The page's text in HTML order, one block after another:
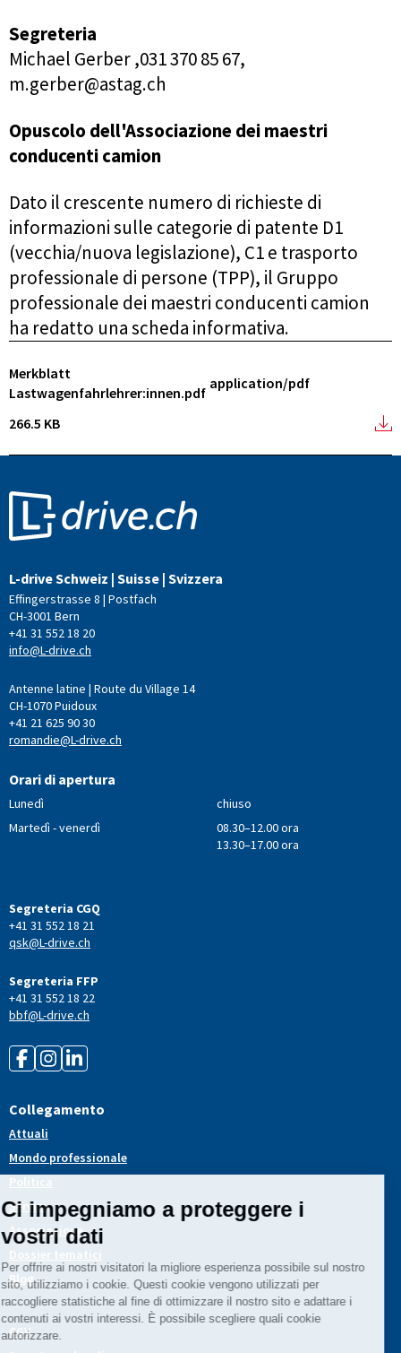
Segreteria
Michael Gerber ,031 370 85 67,
m.gerber@astag.ch
Opuscolo dell'Associazione dei maestri
conducenti camion
Dato il crescente numero di richieste di
informazioni sulle categorie di patente D1
(vecchia/nuova legislazione), C1 e trasporto
professionale di persone (TPP), il Gruppo
professionale dei maestri conducenti camion
ha redatto una scheda informativa.
Merkblatt
Lastwagenfahrlehrer:innen.pdf
application/pdf
266.5 KB
L-drive Schweiz | Suisse | Svizzera
Effingerstrasse 8 | Postfach
CH-3001 Bern
+41 31 552 18 20
info@L-drive.ch
Antenne latine | Route du Village 14
CH-1070 Puidoux
+41 21 625 90 30
romandie@L-drive.ch
Orari di apertura
Lunedì
chiuso
Martedì - venerdì
08.30–12.00 ora
13.30–17.00 ora
Segreteria CGQ
+41 31 552 18 21
qsk@L-drive.ch
Segreteria FFP
+41 31 552 18 22
bbf@L-drive.ch
Collegamento
Attuali
Mondo professionale
Politica
Servizi
Associazione
Dossier tematici
Blog
CGV